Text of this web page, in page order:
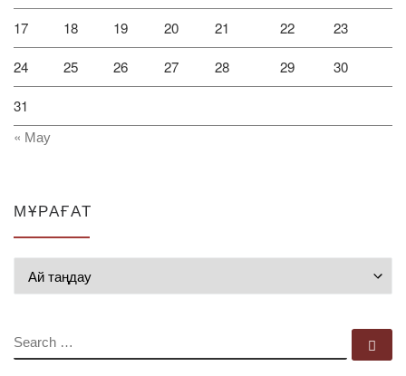
17 18 19 20 21 22 23
24 25 26 27 28 29 30
31
« Мау
МҰРАҒАТ
SEARCH